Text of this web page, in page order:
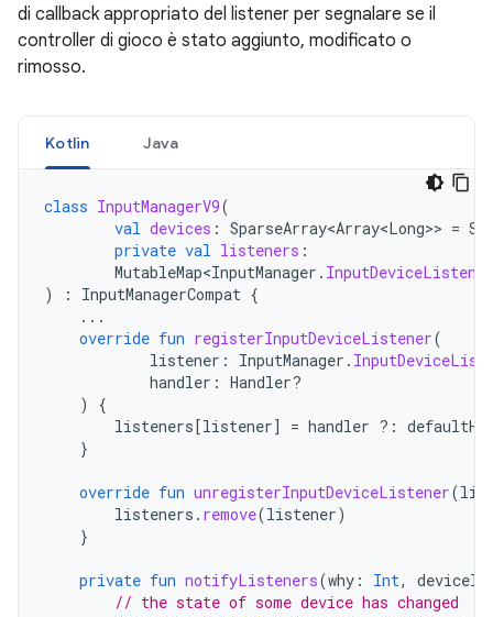
di callback appropriato del listener per segnalare se il
controller di gioco è stato aggiunto, modificato o
rimosso.
Kotlin Java
class InputManagerV9(
val devices : SparseArray<Array<Long>> =
private val listeners :
MutableMap<InputManager . InputDeviceListener
)
: InputManagerCompat {
...
override fun registerInputDeviceListener(
listener : InputManager .
handler : Handler?
)
{
listeners[listener] = handler ?:
}
override fun unregisterInputDeviceListener(
listeners . remove(listener)
}
private fun notifyListeners(why : Int, deviceId
// the state of some device has changed